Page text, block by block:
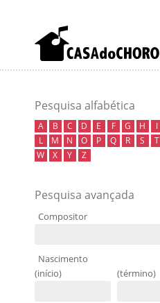
Pesquisa alfabética
A B C D E F G H I
L
M N O P Q R S T
W
X Y Z
Pesquisa avançada
Compositor
Nascimento
(início)
(término)